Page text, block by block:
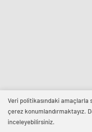
Veri politikasındaki amaçlarla
çerez konumlandırmaktayız.
inceleyebilirsiniz.